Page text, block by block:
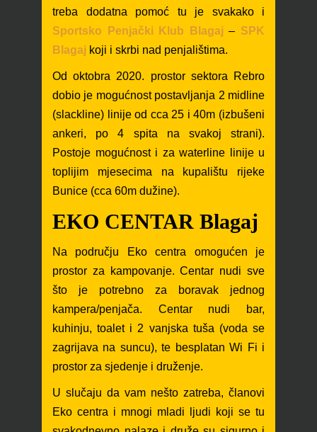
treba dodatna pomoć tu je svakako i
Sportsko Penjački Klub Blagaj – SPK
Blagaj koji i skrbi nad penjalištima.
Od oktobra 2020. prostor sektora Rebro
dobio je mogućnost postavljanja 2 midline
(slackline) linije od cca 25 i 40m (izbušeni
ankeri, po 4 spita na svakoj strani).
Postoje mogućnost i za waterline linije u
toplijim mjesecima na kupalištu rijeke
Bunice (cca 60m dužine).
EKO CENTAR Blagaj
Na području Eko centra omogućen je
prostor za kampovanje. Centar nudi sve
što je potrebno za boravak jednog
kampera/penjača. Centar nudi bar,
kuhinju, toalet i 2 vanjska tuša (voda se
zagrijava na suncu), te besplatan Wi Fi i
prostor za sjedenje i druženje.
U slučaju da vam nešto zatreba, članovi
Eko centra i mnogi mladi ljudi koji se tu